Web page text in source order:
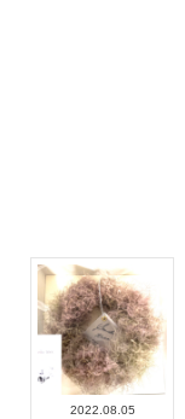
2022.08.05